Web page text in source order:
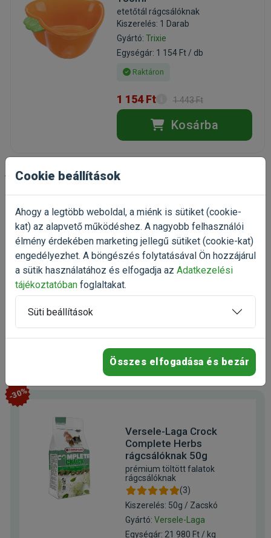
etetőtál rágcsálóknak
Kiszerelés: 1 Darab
Gyártó: Trixie
Egységár: 1 154 Ft / db
Raktáron
1 154 Ft 1 443 Ft
Kosárba
-20%
Trixie Apple Kerámia
Hörcsögodú 13x10x10cm
vidám búvóhely hörcsögökek
Kiszerelés: 1 db / Doboz
Gyártó:Trixie
Egységár: 1 154 Ft / db
Kosárba
-30%
Versele-Laga Crock
Complete Herbs
rágcsálóknak 50g
prémium töltött falatok
rágcsálóknak
(3)
Kiszerelés: 50g / Zacskó
Gyártó: Versele-Laga
Egységár: 21 980 Ft / kg
Cookie beállítások
Ahogy a legtöbb weboldal, a miénk is sütiket (cookie-
kat) az alapvető működéshez. A nagyobb felhasználói
élmény érdekében marketing jellegű sütiket (cookie-kat)
engedélyezhet. A böngészés folytatásával Ön hozzájárul
a sütik használatához és elfogadja az Adatkezelési
tájékoztatóban foglaltakat.
Süti beállítások
Összes elfogadása és bezár